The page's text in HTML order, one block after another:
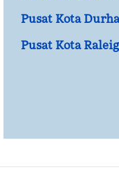
Pusat Kota
Pusat Kota